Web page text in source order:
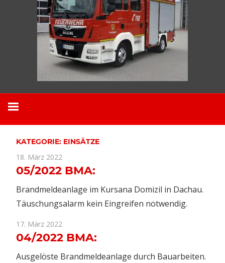
KATEGORIE: EINSÄTZE
18. März 2022
05/2022 BMA:
Brandmeldeanlage im Kursana Domizil in Dachau.
Täuschungsalarm kein Eingreifen notwendig.
17. März 2022
04/2022 BMA:
Ausgelöste Brandmeldeanlage durch Bauarbeiten.